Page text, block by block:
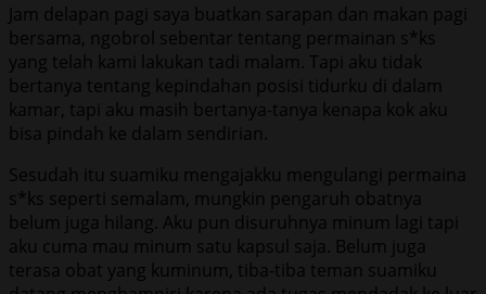
Jam delapan pagi saya buatkan sarapan dan makan pagi
bersama, ngobrol sebentar tentang permainan s*ks
yang telah kami lakukan tadi malam. Tapi aku tidak
bertanya tentang kepindahan posisi tidurku di dalam
kamar, tapi aku masih bertanya-tanya kenapa kok aku
bisa pindah ke dalam sendirian.
Sesudah itu suamiku mengajakku mengulangi permaina
s*ks seperti semalam, mungkin pengaruh obatnya
belum juga hilang. Aku pun disuruhnya minum lagi tapi
aku cuma mau minum satu kapsul saja. Belum juga
terasa obat yang kuminum, tiba-tiba teman suamiku